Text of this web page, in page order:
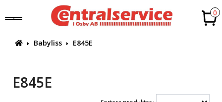
0
Babyliss E845E
E845E